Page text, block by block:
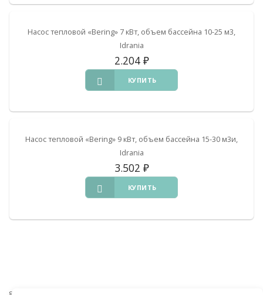
Насос тепловой «Bering» 7 кВт, объем бассейна 10-25 м3,
Idrania
2.204 ₽
КУПИТЬ
Насос тепловой «Bering» 9 кВт, объем бассейна 15-30 м3и,
Idrania
3.502 ₽
КУПИТЬ